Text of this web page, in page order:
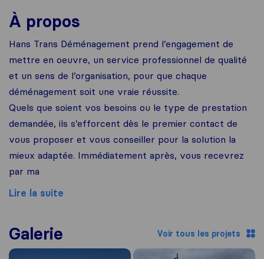
À propos
Hans Trans Déménagement prend l’engagement de
mettre en oeuvre, un service professionnel de qualité
et un sens de l’organisation, pour que chaque
déménagement soit une vraie réussite.
Quels que soient vos besoins ou le type de prestation
demandée, ils s’efforcent dès le premier contact de
vous proposer et vous conseiller pour la solution la
mieux adaptée. Immédiatement après, vous recevrez
par ma
Lire la suite
Galerie Voir tous les projets